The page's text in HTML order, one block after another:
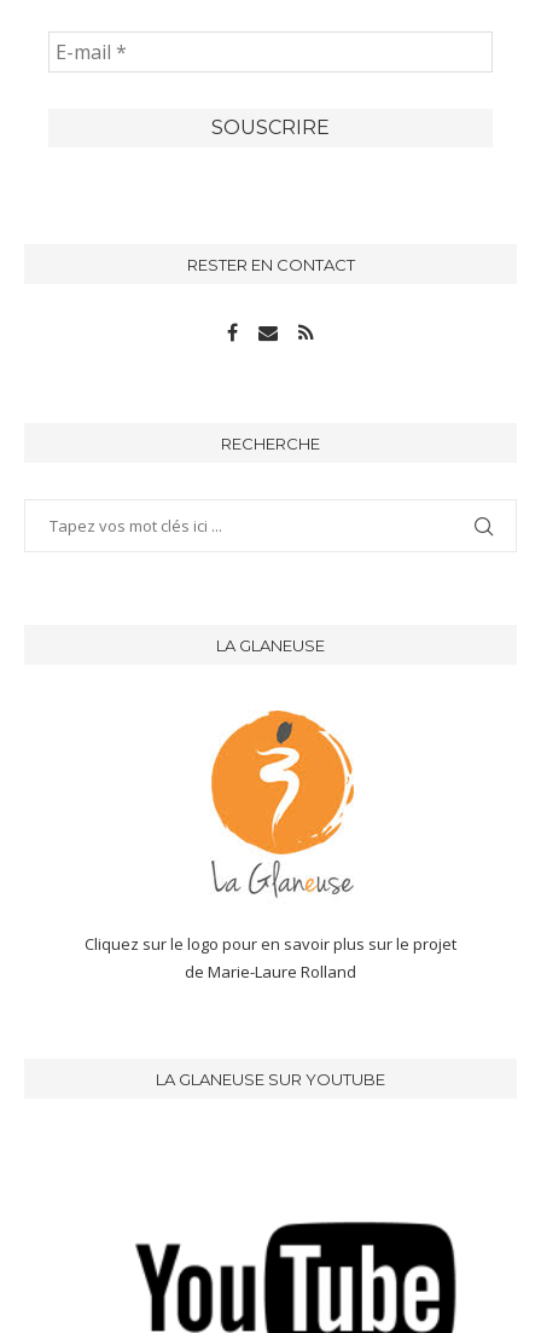
RESTER EN CONTACT
RECHERCHE
LA GLANEUSE
Cliquez sur le logo pour en savoir plus sur le projet
de Marie-Laure Rolland
LA GLANEUSE SUR YOUTUBE